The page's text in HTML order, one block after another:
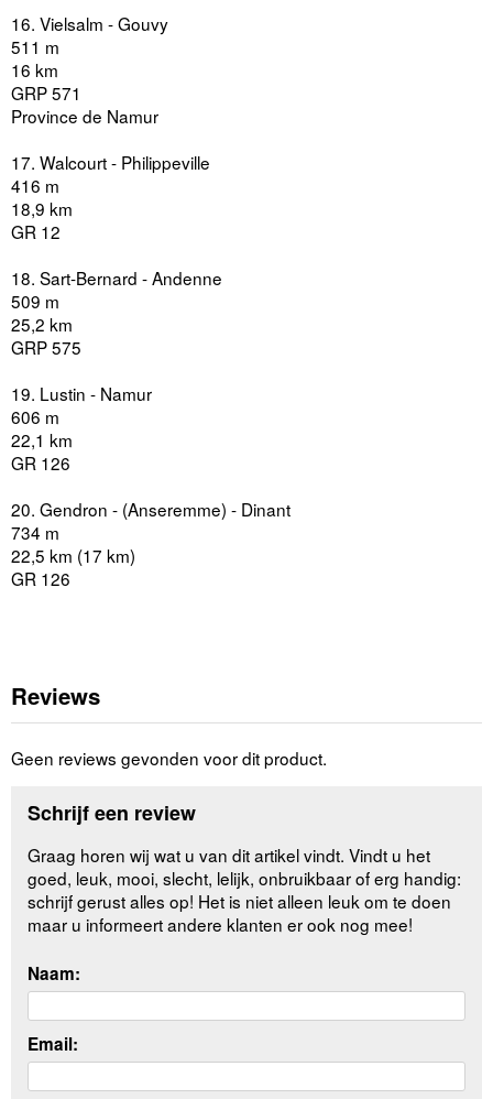
16. Vielsalm - Gouvy
511 m
16 km
GRP 571
Province de Namur
17. Walcourt - Philippeville
416 m
18,9 km
GR 12
18. Sart-Bernard - Andenne
509 m
25,2 km
GRP 575
19. Lustin - Namur
606 m
22,1 km
GR 126
20. Gendron - (Anseremme) - Dinant
734 m
22,5 km (17 km)
GR 126
Reviews
Geen reviews gevonden voor dit product.
Schrijf een review
Graag horen wij wat u van dit artikel vindt. Vindt u het
goed, leuk, mooi, slecht, lelijk, onbruikbaar of erg handig:
schrijf gerust alles op! Het is niet alleen leuk om te doen
maar u informeert andere klanten er ook nog mee!
Naam:
Email: